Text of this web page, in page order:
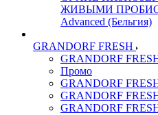
ЖИВЫМИ
Advanced (Бельгия)
GRANDORF FRESH
GRANDORF
Промо
GRANDORF
GRANDORF
GRANDORF